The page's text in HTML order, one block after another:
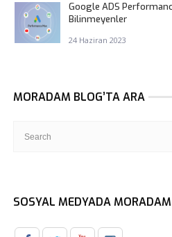
Google ADS
Bilinmeyenler
24 Haziran 2023
MORADAM BLOG’TA ARA
SOSYAL MEDYADA MORADAM